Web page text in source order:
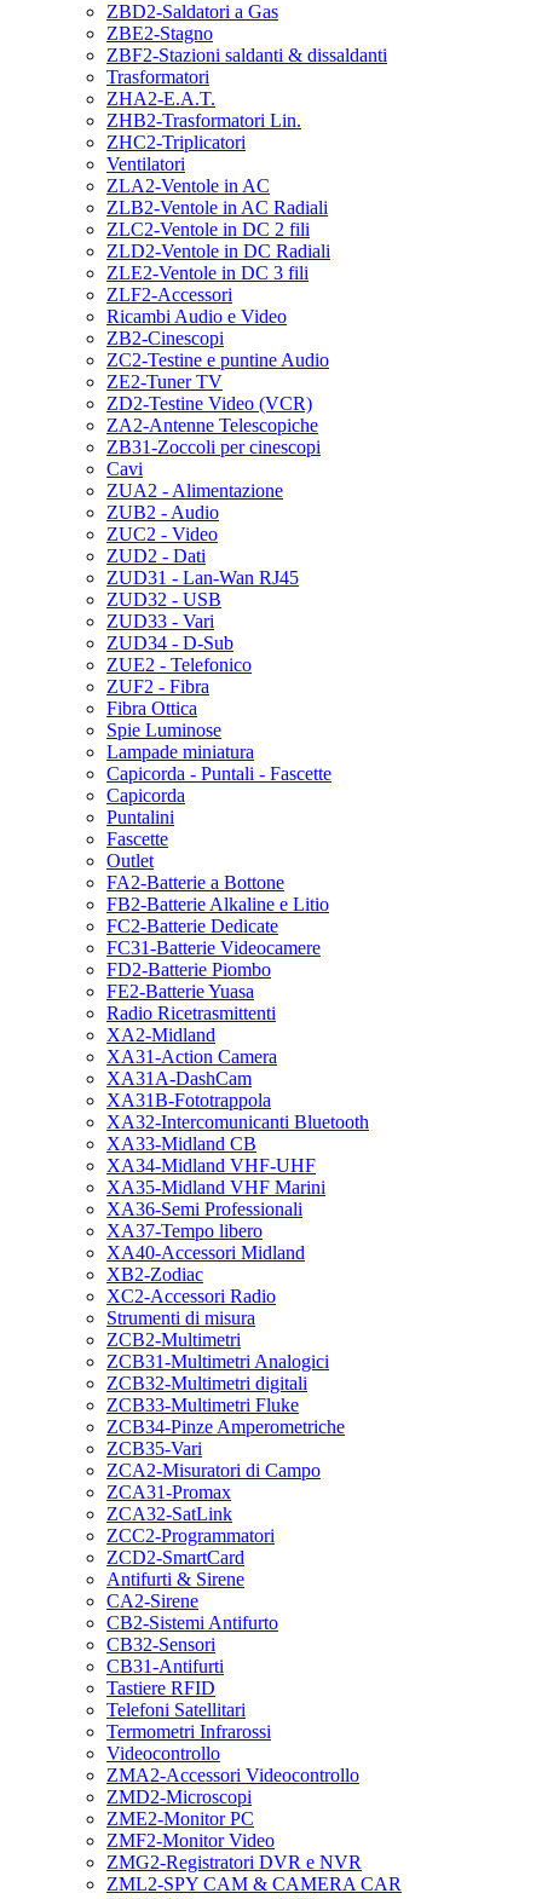
ZBD2-Saldatori a Gas
ZBE2-Stagno
ZBF2-Stazioni saldanti & dissaldanti
Trasformatori
ZHA2-E.A.T.
ZHB2-Trasformatori Lin.
ZHC2-Triplicatori
Ventilatori
ZLA2-Ventole in AC
ZLB2-Ventole in AC Radiali
ZLC2-Ventole in DC 2 fili
ZLD2-Ventole in DC Radiali
ZLE2-Ventole in DC 3 fili
ZLF2-Accessori
Ricambi Audio e Video
ZB2-Cinescopi
ZC2-Testine e puntine Audio
ZE2-Tuner TV
ZD2-Testine Video (VCR)
ZA2-Antenne Telescopiche
ZB31-Zoccoli per cinescopi
Cavi
ZUA2 - Alimentazione
ZUB2 - Audio
ZUC2 - Video
ZUD2 - Dati
ZUD31 - Lan-Wan RJ45
ZUD32 - USB
ZUD33 - Vari
ZUD34 - D-Sub
ZUE2 - Telefonico
ZUF2 - Fibra
Fibra Ottica
Spie Luminose
Lampade miniatura
Capicorda - Puntali - Fascette
Capicorda
Puntalini
Fascette
Outlet
FA2-Batterie a Bottone
FB2-Batterie Alkaline e Litio
FC2-Batterie Dedicate
FC31-Batterie Videocamere
FD2-Batterie Piombo
FE2-Batterie Yuasa
Radio Ricetrasmittenti
XA2-Midland
XA31-Action Camera
XA31A-DashCam
XA31B-Fototrappola
XA32-Intercomunicanti Bluetooth
XA33-Midland CB
XA34-Midland VHF-UHF
XA35-Midland VHF Marini
XA36-Semi Professionali
XA37-Tempo libero
XA40-Accessori Midland
XB2-Zodiac
XC2-Accessori Radio
Strumenti di misura
ZCB2-Multimetri
ZCB31-Multimetri Analogici
ZCB32-Multimetri digitali
ZCB33-Multimetri Fluke
ZCB34-Pinze Amperometriche
ZCB35-Vari
ZCA2-Misuratori di Campo
ZCA31-Promax
ZCA32-SatLink
ZCC2-Programmatori
ZCD2-SmartCard
Antifurti & Sirene
CA2-Sirene
CB2-Sistemi Antifurto
CB32-Sensori
CB31-Antifurti
Tastiere RFID
Telefoni Satellitari
Termometri Infrarossi
Videocontrollo
ZMA2-Accessori Videocontrollo
ZMD2-Microscopi
ZME2-Monitor PC
ZMF2-Monitor Video
ZMG2-Registratori DVR e NVR
ZML2-SPY CAM & CAMERA CAR